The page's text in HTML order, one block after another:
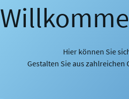
Hier können Sie
Gestalten Sie aus zahlreichen